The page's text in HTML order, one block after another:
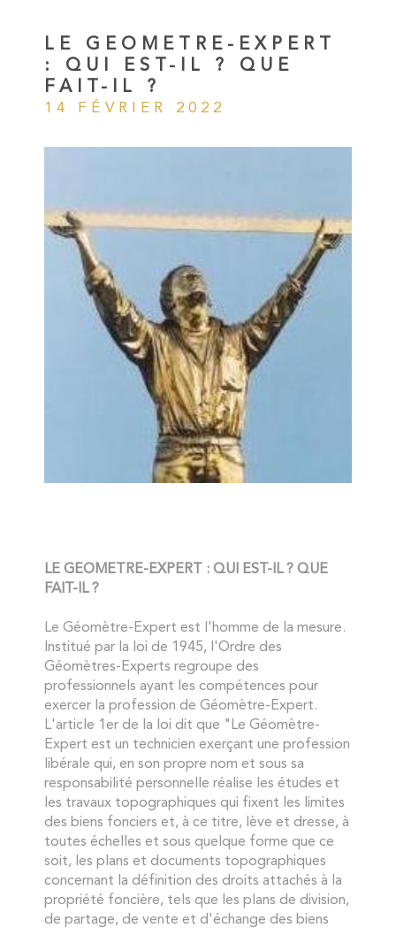
NOTRE
LE GEOMETRE-EXPERT
: QUI EST-IL ? QUE
FAIT-IL ?
14 FÉVRIER 2022
LE GEOMETRE-EXPERT : QUI EST-IL ? QUE
FAIT-IL ?
Le Géomètre-Expert est l'homme de la mesure.
Institué par la loi de 1945, l'Ordre des
Géomètres-Experts regroupe des
professionnels ayant les compétences pour
exercer la profession de Géomètre-Expert.
L'article 1er de la loi dit que "Le Géomètre-
Expert est un technicien exerçant une profession
libérale qui, en son propre nom et sous sa
responsabilité personnelle réalise les études et
les travaux topographiques qui fixent les limites
des biens fonciers et, à ce titre, lève et dresse, à
toutes échelles et sous quelque forme que ce
soit, les plans et documents topographiques
concernant la définition des droits attachés à la
propriété foncière, tels que les plans de division,
de partage, de vente et d'échange des biens